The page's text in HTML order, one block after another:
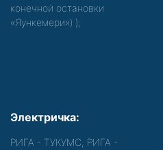
конечной остановки
«Яункемери») );
Электричка:
РИГА - ТУКУМС, РИГА -